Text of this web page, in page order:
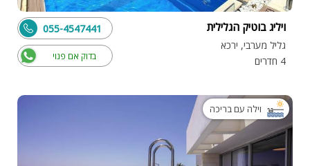
ויליג בוטיק הגלילית
גליל מערבי, ירכא
4 חדרים
בדוק אם פנוי
055-4547441
וילה עם בריכה